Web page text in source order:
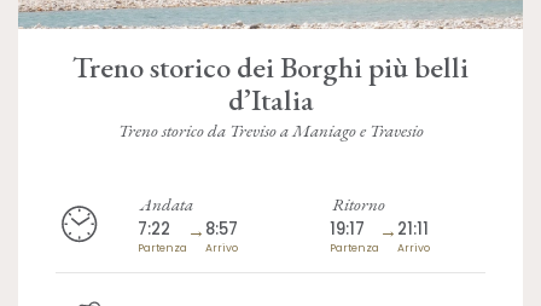
Treno storico dei Borghi più belli
d’Italia
Treno storico da Treviso a Maniago e Travesio
Andata
7:22
Partenza
→ 8:57
Arrivo
Ritorno
19:17
Partenza
→ 21:11
Arrivo